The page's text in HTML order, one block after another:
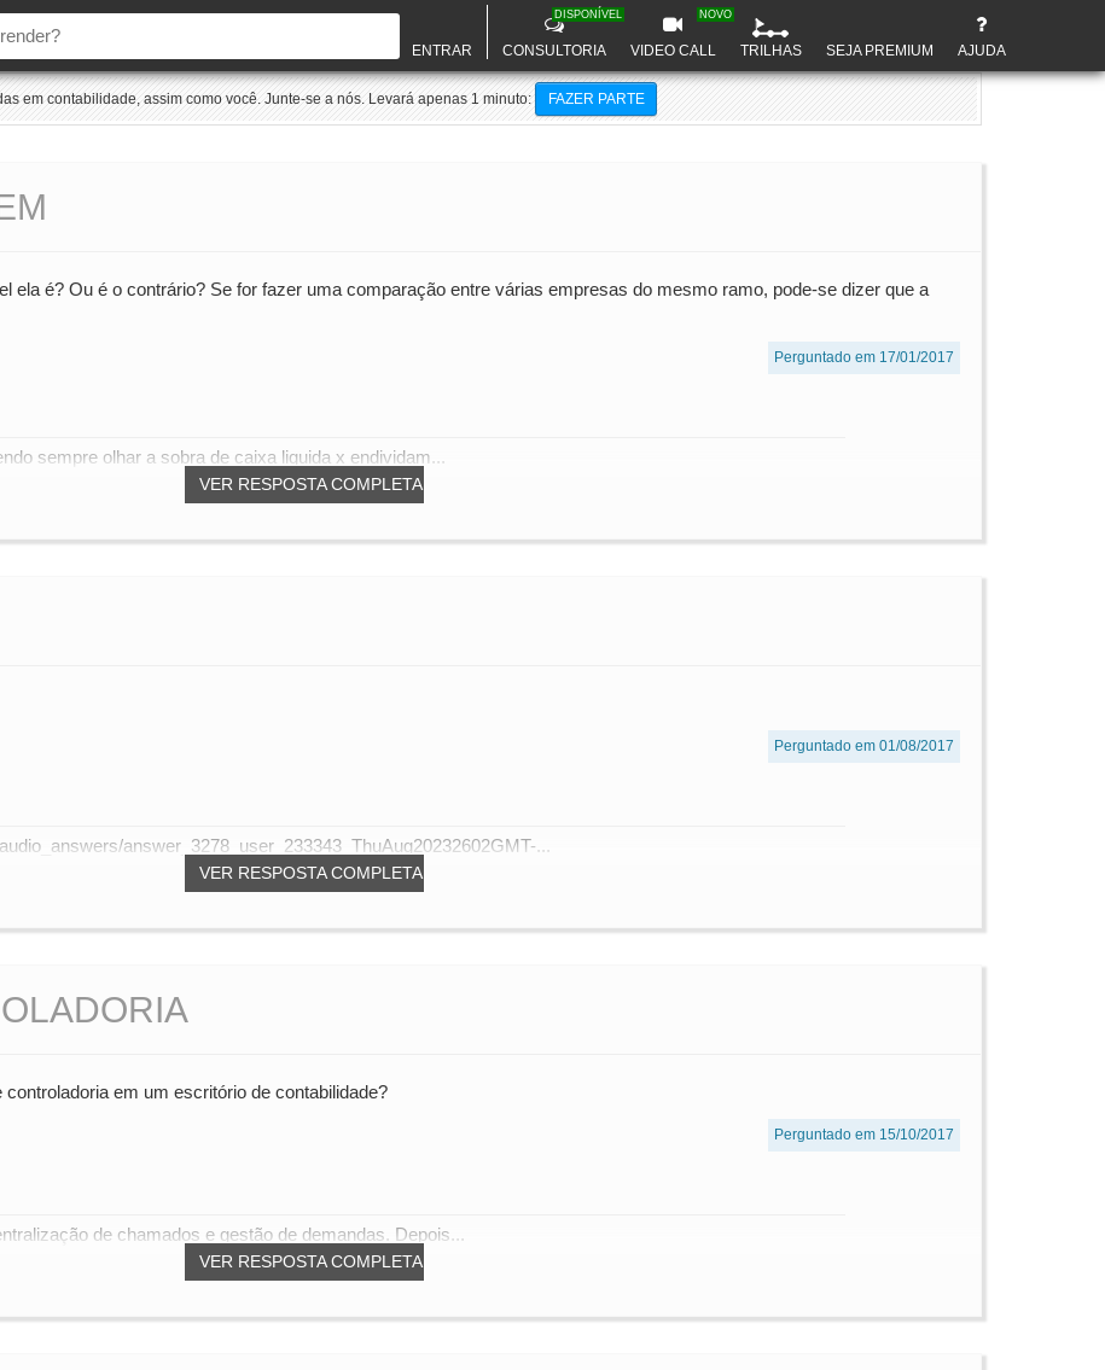
ENTRAR CONSULTORIA
DISPONÍVEL
VIDEO CALL
NOVO
TRILHAS SEJA PREMIUM AJUDA
em contabilidade, assim como você. Junte-se a nós. Levará apenas 1 minuto: FAZER PARTE
ela é? Ou é o contrário? Se for fazer uma comparação entre várias empresas do mesmo ramo, pode-se dizer que a
Perguntado em 17/01/2017
VER RESPOSTA COMPLETA
sempre olhar a sobra de caixa liquida x endividam...
Perguntado em 01/08/2017
VER RESPOSTA COMPLETA
answer_3278_user_233343_ThuAug20232602GMT-...
em um escritório de contabilidade?
Perguntado em 15/10/2017
VER RESPOSTA COMPLETA
de chamados e gestão de demandas. Depois...